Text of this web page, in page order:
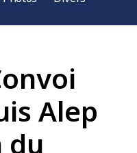
Alep
du